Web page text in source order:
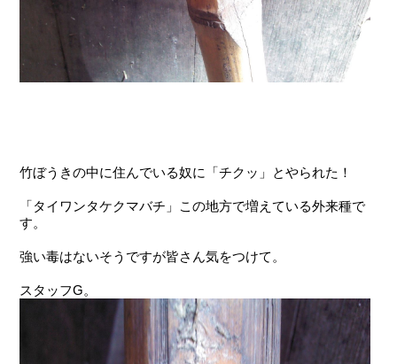
竹ぼうきの中に住んでいる奴に「チクッ」とやられた！
「タイワンタケクマバチ」この地方で増えている外来種で
す。
強い毒はないそうですが皆さん気をつけて。
スタッフG。